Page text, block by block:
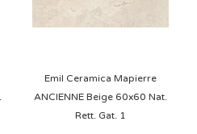
Emil Ceramica Mapierre
ANCIENNE Beige 60x60 Nat.
Rett. Gat. 1